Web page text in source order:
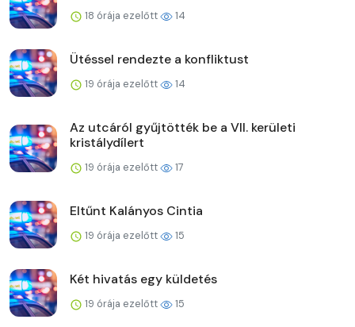
18 órája ezelőtt 14
Ütéssel rendezte a konfliktust
19 órája ezelőtt 14
Az utcáról gyűjtötték be a VII. kerületi
kristálydílert
19 órája ezelőtt 17
Eltűnt Kalányos Cintia
19 órája ezelőtt 15
Két hivatás egy küldetés
19 órája ezelőtt 15